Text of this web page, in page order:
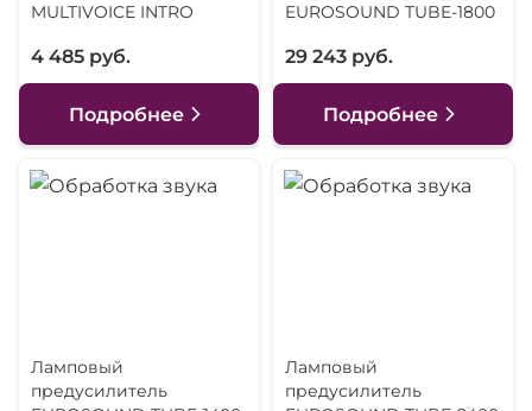
MULTIVOICE INTRO
4 485 руб.
Подробнее
EUROSOUND TUBE-1800
29 243 руб.
Подробнее
Ламповый
предусилитель
Ламповый
предусилитель